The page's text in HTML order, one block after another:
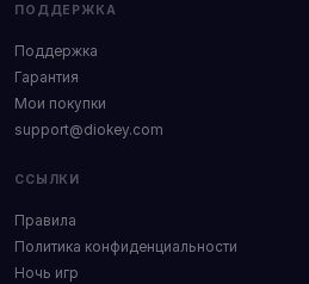
ПОДДЕРЖКА
Поддержка
Гарантия
Мои покупки
support@diokey.com
ССЫЛКИ
Правила
Политика конфиденциальности
Ночь игр